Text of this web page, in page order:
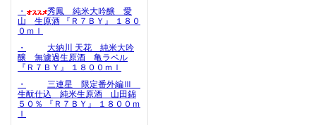
・
秀鳳 純米大吟醸 愛
山 生原酒 『Ｒ７ＢＹ』 １８０
０ｍｌ
・
大納川 天花 純米大吟
醸 無濾過生原酒 亀ラベル
『Ｒ７ＢＹ』 １８００ｍｌ
・
三連星 限定番外編Ⅲ
生酛仕込 純米生原酒 山田錦
５０％ 『Ｒ７ＢＹ』 １８００ｍ
ｌ